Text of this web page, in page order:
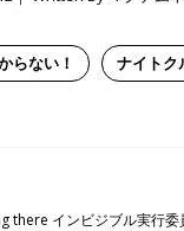
らない！ ナイトク
there インビジブル実行委